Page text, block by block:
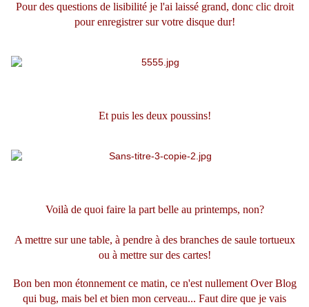
Pour des questions de lisibilité je l'ai laissé grand, donc clic droit
pour enregistrer sur votre disque dur!
Et puis les deux poussins!
Voilà de quoi faire la part belle au printemps, non?
A mettre sur une table, à pendre à des branches de saule tortueux
ou à mettre sur des cartes!
Bon ben mon étonnement ce matin, ce n'est nullement Over Blog
qui bug, mais bel et bien mon cerveau... Faut dire que je vais